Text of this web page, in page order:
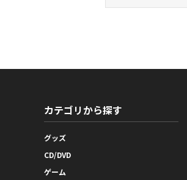
カテゴリから探す
グッズ
CD/DVD
ゲーム